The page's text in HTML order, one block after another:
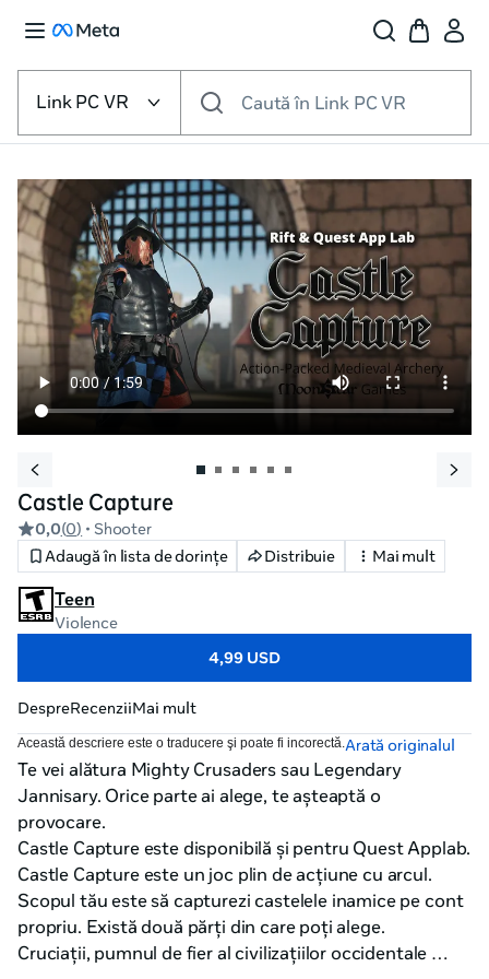
platforma
Link PC VR Caută în Link PC VR
Castle Capture
0,0(0) • Shooter
Adaugă în lista de dorinţe
Distribuie Mai mult
Teen
Violence
4,99 USD
DespreRecenziiMai mult
Această descriere este o traducere şi poate fi incorectă.Arată originalul
Te vei alătura Mighty Crusaders sau Legendary
Jannisary. Orice parte ai alege, te așteaptă o
provocare.
Castle Capture este disponibilă şi pentru Quest Applab.
Castle Capture este un joc plin de acțiune cu arcul.
Scopul tău este să capturezi castelele inamice pe cont
propriu. Există două părți din care poți alege.
Cruciații, pumnul de fier al civilizațiilor occidentale